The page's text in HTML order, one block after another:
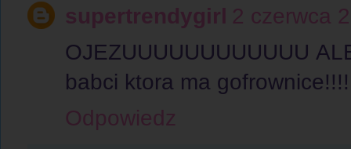
supertrendygirl 2 czerwca
OJEZUUUUUUUUUUUU
babci ktora ma
Odpowiedz